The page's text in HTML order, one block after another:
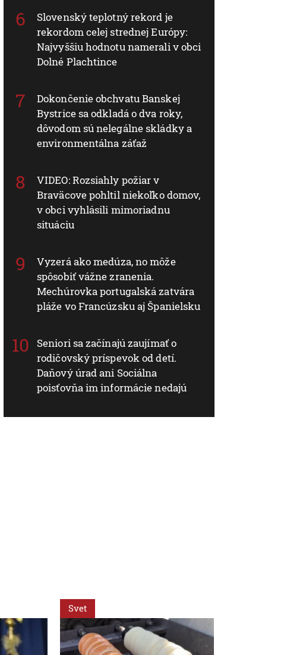
Slovenský teplotný rekord je
rekordom celej strednej Európy:
Najvyššiu hodnotu namerali v obci
Dolné Plachtince
Dokončenie obchvatu Banskej
Bystrice sa odkladá o dva roky,
dôvodom sú nelegálne skládky a
environmentálna záťaž
VIDEO: Rozsiahly požiar v
Braväcove pohltil niekoľko domov,
v obci vyhlásili mimoriadnu
situáciu
Vyzerá ako medúza, no môže
spôsobiť vážne zranenia.
Mechúrovka portugalská zatvára
pláže vo Francúzsku aj Španielsku
Seniori sa začínajú zaujímať o
rodičovský príspevok od detí.
Daňový úrad ani Sociálna
poisťovňa im informácie nedajú
Svet